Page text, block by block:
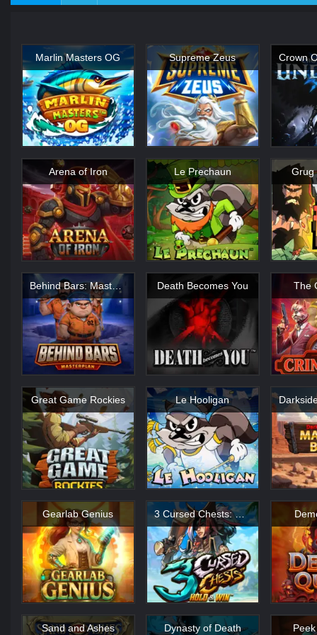
Marlin Masters OG Supreme Zeus
Arena of Iron Le Prechaun Grug
Behind Bars: Masterplan Death Becomes You The
Great Game Rockies Le Hooligan
Gearlab Genius 3 Cursed Chests: Hold & Win
Sand and Ashes Dynasty of Death